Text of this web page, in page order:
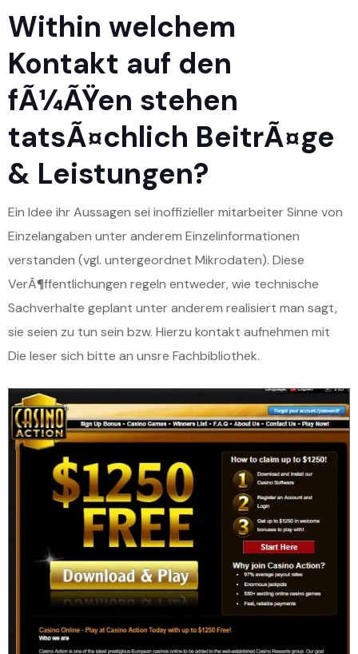
Within welchem
Kontakt auf den
fÃ¼ÃŸen stehen
tatsÃ¤chlich BeitrÃ¤ge
& Leistungen?
Ein Idee ihr Aussagen sei inoffizieller mitarbeiter Sinne von
Einzelangaben unter anderem Einzelinformationen
verstanden (vgl. untergeordnet Mikrodaten). Diese
VerÃ¶ffentlichungen regeln entweder, wie technische
Sachverhalte geplant unter anderem realisiert man sagt,
sie seien zu tun sein bzw. Hierzu kontakt aufnehmen mit
Die leser sich bitte an unsre Fachbibliothek.